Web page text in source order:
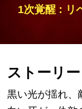
2次覚醒 : ヴェ
1次覚醒 : リ
ストーリー
黒い光が揺れ、